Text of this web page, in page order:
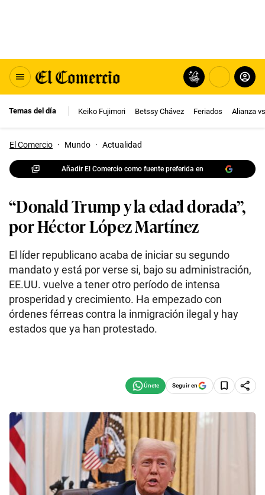
Temas del día Keiko Fujimori Betssy Chávez Feriados Alianza
El Comercio · Mundo · Actualidad
Añadir El Comercio como fuente preferida en
“Donald Trump y la edad dorada”,
por Héctor López Martínez
El líder republicano acaba de iniciar su segundo
mandato y está por verse si, bajo su administración,
EE.UU. vuelve a tener otro período de intensa
prosperidad y crecimiento. Ha empezado con
órdenes férreas contra la inmigración ilegal y hay
estados que ya han protestado.
Seguir en